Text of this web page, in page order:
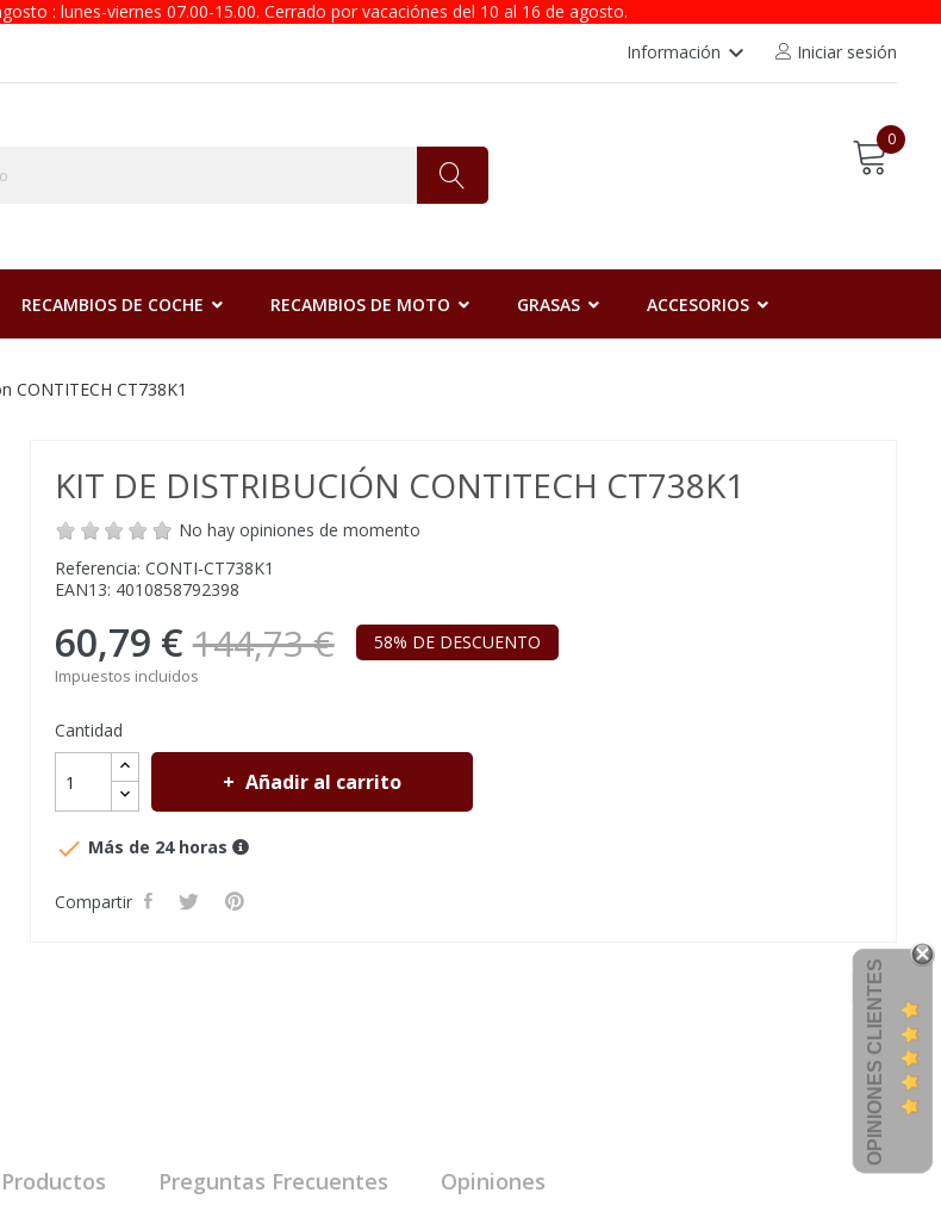
: lunes-viernes 07.00-15.00. Cerrado por vacaciónes del 10 al 16 de agosto.
Iniciar sesión
Información keyboard_arrow_down
0
RECAMBIOS DE COCHE RECAMBIOS DE MOTO GRASAS ACCESORIOS
CONTITECH CT738K1
KIT DE DISTRIBUCIÓN CONTITECH CT738K1
No hay opiniones de momento
Referencia: CONTI-CT738K1
EAN13: 4010858792398
60,79 € 144,73 € 58% DE DESCUENTO
Impuestos incluidos
Cantidad
Añadir al carrito
 Más de 24 horas
Compartir
Preguntas Frecuentes Opiniones
OPINIONES CLIENTES